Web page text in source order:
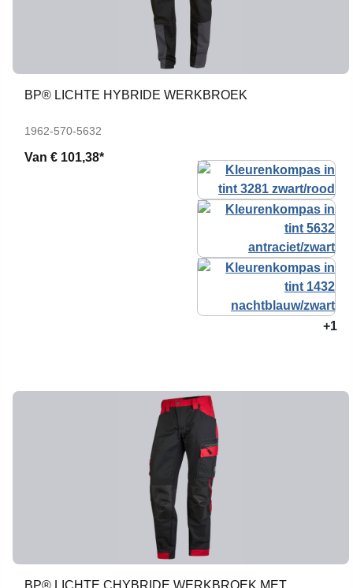
BP® LICHTE HYBRIDE WERKBROEK
1962-570-5632
Van € 101,38*
+1
BP® LICHTE CHYBRIDE WERKBROEK MET